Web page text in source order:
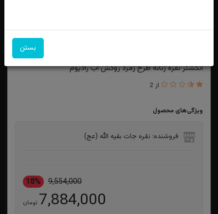
انگشتر نقره زنانه طرح زمرد روکش آب رادیوم
از 2
ویژگی‌های محصول
فروشنده: نقره جات بقیه الله (عج)
9,554,000
18%
7,884,000 تومان
بستن